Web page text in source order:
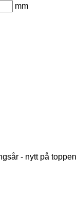
mm
- nytt på toppen